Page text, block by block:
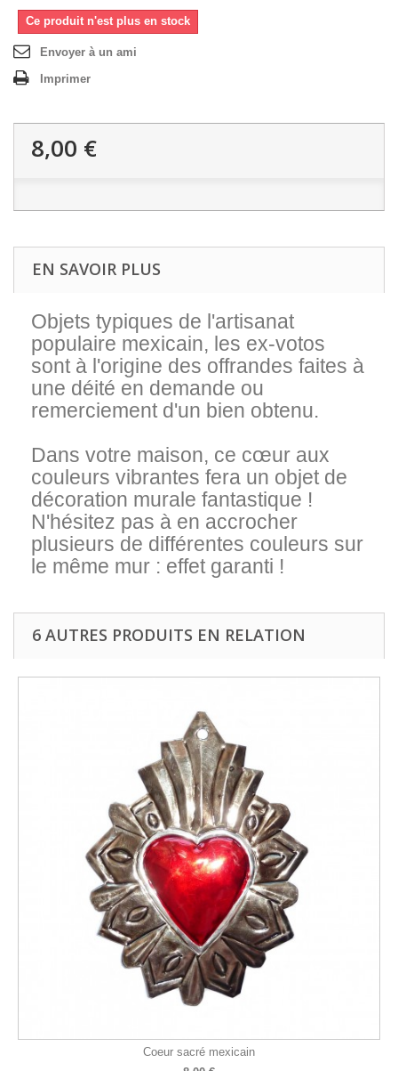
Ce produit n'est plus en stock
Envoyer à un ami
Imprimer
8,00 €
EN SAVOIR PLUS
Objets typiques de l'artisanat
populaire mexicain, les ex-votos
sont à l'origine des offrandes faites à
une déité en demande ou
remerciement d'un bien obtenu.
Dans votre maison, ce cœur aux
couleurs vibrantes fera un objet de
décoration murale fantastique !
N'hésitez pas à en accrocher
plusieurs de différentes couleurs sur
le même mur : effet garanti !
6 AUTRES PRODUITS EN RELATION
Coeur sacré mexicain